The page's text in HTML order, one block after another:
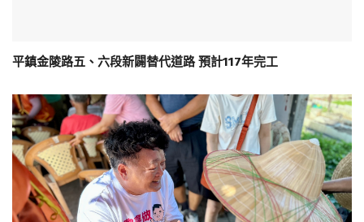
平鎮金陵路五、六段新闢替代道路 預計117年完工